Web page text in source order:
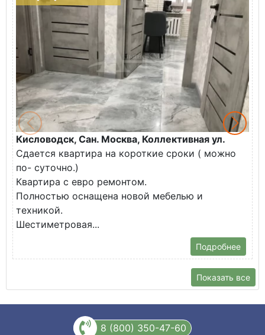
Кисловодск, Сан. Москва, Коллективная ул.
Сдается квартира на короткие сроки ( можно
по- суточно.)
Квартира с евро ремонтом.
Полностью оснащена новой мебелью и
техникой.
Шестиметровая...
Подробнее
Показать все
8 (800) 350-47-60